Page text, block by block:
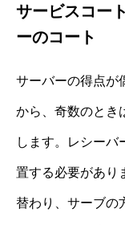
サービスコー
ーのコート
サーバーの得点が
から、奇数のとき
します。レシーバ
置する必要があり
替わり、サーブの